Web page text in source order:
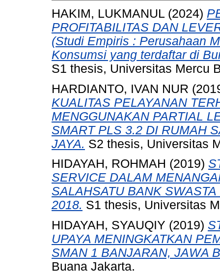
HAKIM, LUKMANUL (2024)
PROFITABILITAS DAN
(Studi Empiris : Perusahaan
Konsumsi yang terdaftar di
S1 thesis, Universitas Mercu
HARDIANTO, IVAN NUR
KUALITAS PELAYANAN
MENGGUNAKAN PARTIAL
SMART PLS 3.2 DI RUMAH
JAYA. S2 thesis, Universitas
HIDAYAH, ROHMAH (2019)
SERVICE DALAM
SALAHSATU BANK
2018. S1 thesis, Universitas
HIDAYAH, SYAUQIY (2019)
UPAYA MENINGKATKAN
SMAN 1 BANJARAN, JAWA
Buana Jakarta.